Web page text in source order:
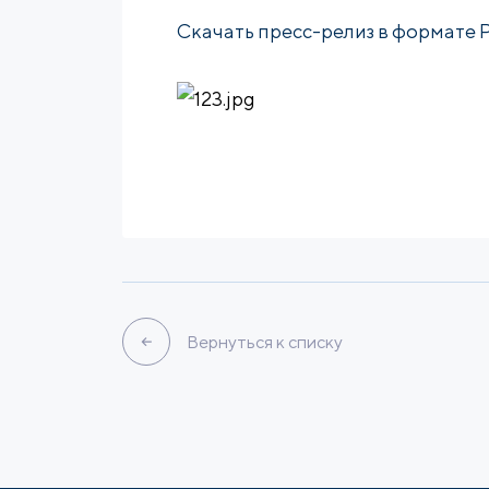
Cкачать пресс-релиз в формате
Вернуться к списку